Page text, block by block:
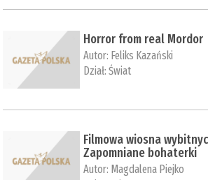
Horror from real Mordor
Autor: Feliks Kazański
Dział:Świat
Filmowa wiosna
Zapomniane bohaterki
Autor: Magdalena Piejko